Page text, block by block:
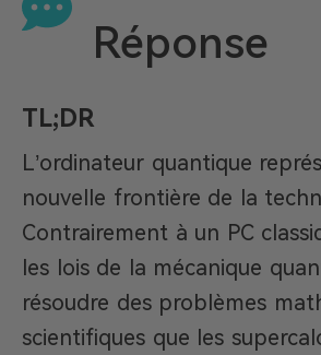
Réponse
TL;DR
L’ordinateur quantique
nouvelle frontière de la
Contrairement à un PC
les lois de la mécanique
résoudre des problèmes
scientifiques que les